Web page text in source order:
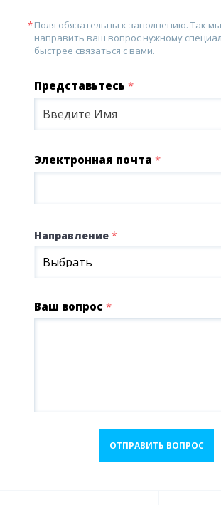
Поля обязательны к заполнению. Так
направить ваш вопрос нужному
быстрее связаться с вами.
Представьтесь *
Электронная почта *
Направление *
Выбрать
Ваш вопрос *
ОТПРАВИТЬ ВОПРОС